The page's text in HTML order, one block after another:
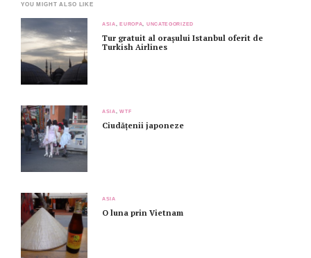
YOU MIGHT ALSO LIKE
ASIA EUROPA UNCATEGORIZED
Tur gratuit al orașului Istanbul oferit de
Turkish Airlines
ASIA ,WTF
Ciudățenii japoneze
ASIA
O luna prin Vietnam